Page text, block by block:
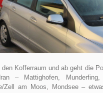
Kofferraum und ab geht die
– Mattighofen, Munderfing,
Zell am Moos, Mondsee –